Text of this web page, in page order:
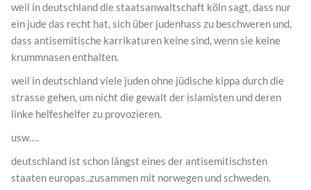
weil in deutschland die staatsanwaltschaft köln sagt, dass nur
ein jude das recht hat, sich über judenhass zu beschweren und,
dass antisemitische karrikaturen keine sind, wenn sie keine
krummnasen enthalten.
weil in deutschland viele juden ohne jüdische kippa durch die
strasse gehen, um nicht die gewalt der islamisten und deren
linke helfeshelfer zu provozieren.
usw….
deutschland ist schon längst eines der antisemitischsten
staaten europas..zusammen mit norwegen und schweden.